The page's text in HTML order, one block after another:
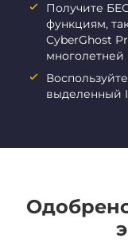
Получите
функциям,
CyberGhost
многолетней
выделенный